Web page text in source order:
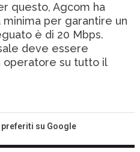
questo, Agcom ha
per garantire un
è di 20 Mbps.
deve essere
operatore su tutto il
su Google